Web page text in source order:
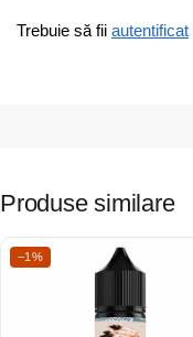
Trebuie să fii autentificat
Produse similare
−1%